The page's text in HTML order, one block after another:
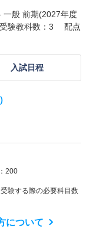
一般 前期(2027年度
受験教科数：3 配点
入試日程
200
験する際の必要科目数
について